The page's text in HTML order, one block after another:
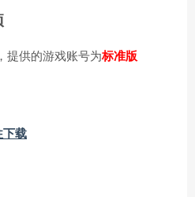
，提供的游戏账号为标准版
下载